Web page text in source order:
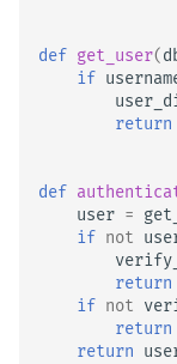
def get_user(
if
return
def
user =
if not
return
if not
return
return